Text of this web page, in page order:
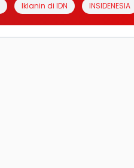
Iklanin di IDN INSIDENESIA